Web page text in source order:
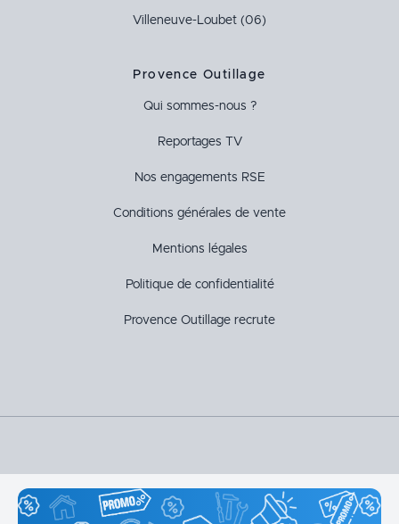
Villeneuve-Loubet (06)
Provence Outillage
Qui sommes-nous ?
Reportages TV
Nos engagements RSE
Conditions générales de vente
Mentions légales
Politique de confidentialité
Provence Outillage recrute